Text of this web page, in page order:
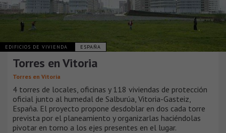
EDIFICIOS DE VIVIENDA ESPAÑA
Torres en Vitoria
Torres en Vitoria
4 torres de locales, oficinas y 118 viviendas de protección
oficial junto al humedal de Salburúa, Vitoria-Gasteiz,
España. El proyecto propone desdoblar en dos cada torre
prevista por el planeamiento y organizarlas haciéndolas
pivotar en torno a los ejes presentes en el lugar.